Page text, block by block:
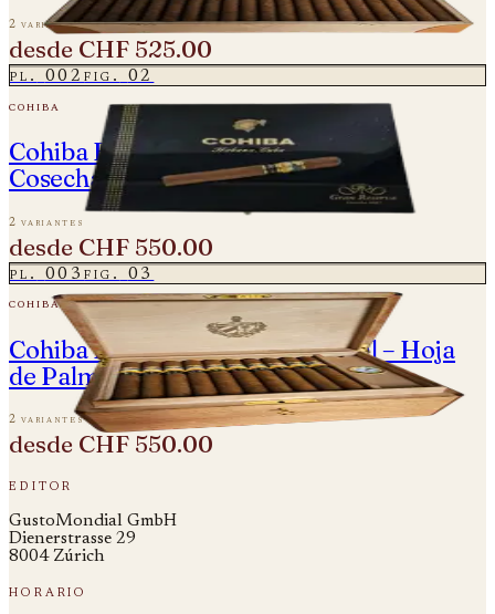
2 variantes
desde CHF 525.00
pl. 002fig. 02
cohiba
Cohiba Espléndidos Gran Reserva -
Cosecha 2017
2 variantes
desde CHF 550.00
pl. 003fig. 03
cohiba
Cohiba Ideales - Edición Especial – Hoja
de Palma
2 variantes
desde CHF 550.00
editor
GustoMondial GmbH
Dienerstrasse 29
8004 Zúrich
horario